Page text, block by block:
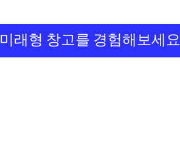
미래형 창고를 경험해보세요